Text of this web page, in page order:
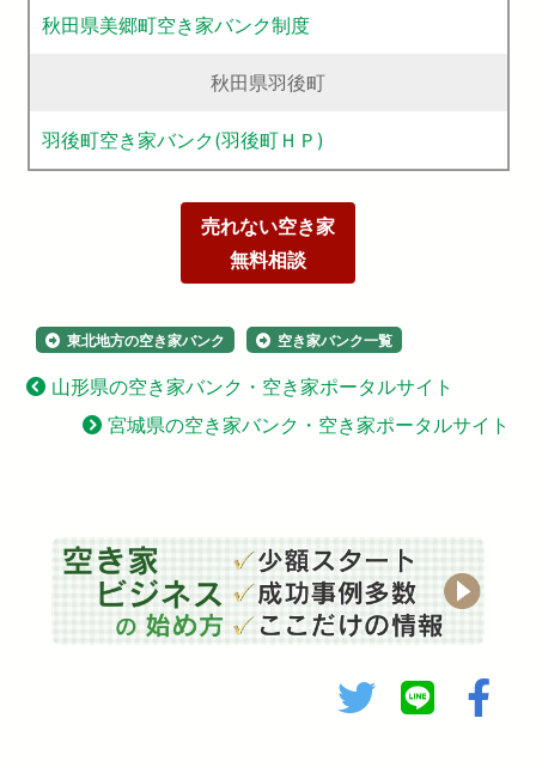
秋田県美郷町空き家バンク制度
秋田県羽後町
羽後町空き家バンク(羽後町ＨＰ)
売れない空き家
無料相談
東北地方の空き家バンク 空き家バンク一覧
山形県の空き家バンク・空き家ポータルサイト
宮城県の空き家バンク・空き家ポータルサイト